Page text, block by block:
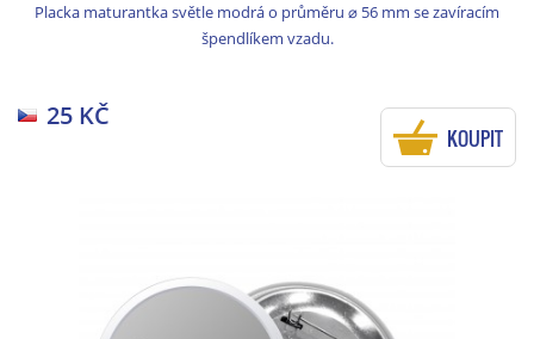
Placka maturantka světle modrá o průměru ⌀ 56 mm se zavíracím
špendlíkem vzadu.
25 KČ
KOUPIT